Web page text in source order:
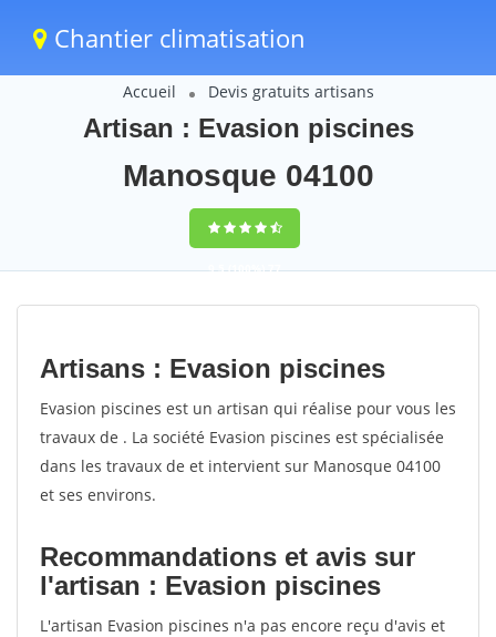
Chantier climatisation
Accueil Devis gratuits artisans
Artisan : Evasion piscines
Manosque 04100
9,5(100%)77
votes
Artisans : Evasion piscines
Evasion piscines est un artisan qui réalise pour vous les
travaux de . La société Evasion piscines est spécialisée
dans les travaux de et intervient sur Manosque 04100
et ses environs.
Recommandations et avis sur
l'artisan : Evasion piscines
L'artisan Evasion piscines n'a pas encore reçu d'avis et